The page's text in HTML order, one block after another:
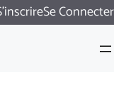
Se Connecter